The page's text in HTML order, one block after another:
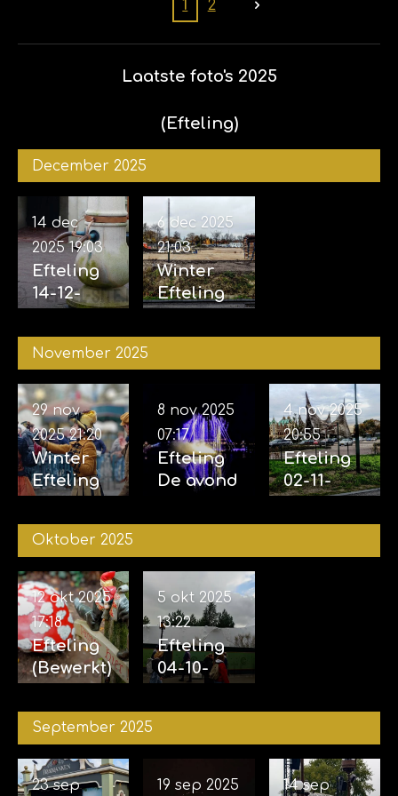
2026
1 2
Laatste foto's 2025
(Efteling)
December 2025
Efteling
14-12-
14 dec
2025 19:03
Winter
Efteling
2025
6 dec 2025
21:03
November 2025
Winter
Efteling
2025
29 nov
2025 21:20
Efteling
De avond
vijf
07-11-2025
8 nov 2025
07:17
Efteling
02-11-
04-11-
4 nov 2025
20:55
Oktober 2025
Efteling
(Bewerkt)
2025
12 okt 2025
17:18
Efteling
04-10-
5 okt 2025
13:22
September 2025
23 sep 19 sep 2025 14 sep